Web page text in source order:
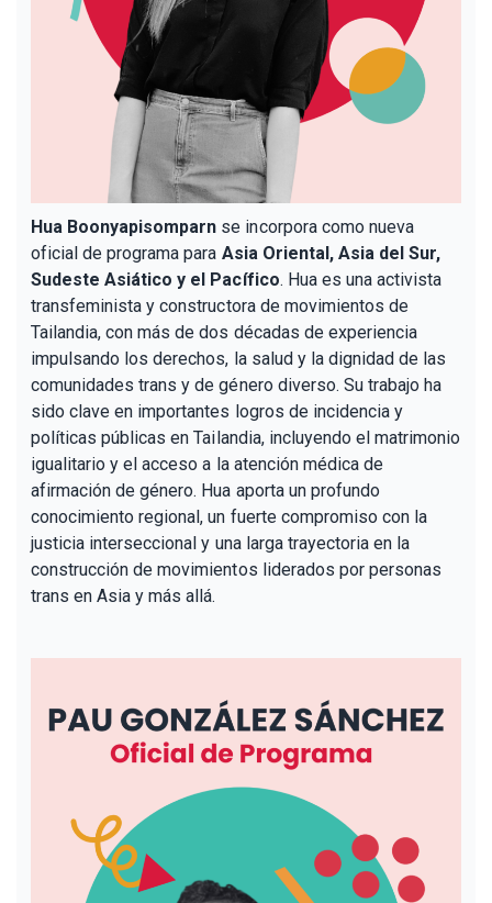
Hua Boonyapisomparn se incorpora como nueva
oficial de programa para Asia Oriental, Asia del Sur,
Sudeste Asiático y el Pacífico. Hua es una activista
transfeminista y constructora de movimientos de
Tailandia, con más de dos décadas de experiencia
impulsando los derechos, la salud y la dignidad de las
comunidades trans y de género diverso. Su trabajo ha
sido clave en importantes logros de incidencia y
políticas públicas en Tailandia, incluyendo el matrimonio
igualitario y el acceso a la atención médica de
afirmación de género. Hua aporta un profundo
conocimiento regional, un fuerte compromiso con la
justicia interseccional y una larga trayectoria en la
construcción de movimientos liderados por personas
trans en Asia y más allá.